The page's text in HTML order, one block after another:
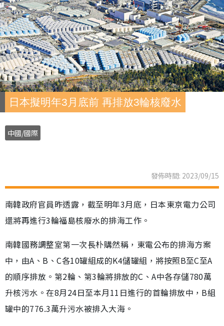
日本擬明年3月底前 再排放3輪核廢水
中國/國際
發佈時間: 2023/09/15
南韓政府官員昨透露，截至明年3月底，日本東京電力公司
還將再進行3輪福島核廢水的排海工作。
南韓國務調整室第一次長朴購然稱，東電公布的排海方案
中，由A、B、C各10罐組成的K4儲罐組，將按照B至C至A
的順序排放。第2輪、第3輪將排放的C、A中各存儲780萬
升核污水。在8月24日至本月11日進行的首輪排放中，B組
罐中的776.3萬升污水被排入大海。